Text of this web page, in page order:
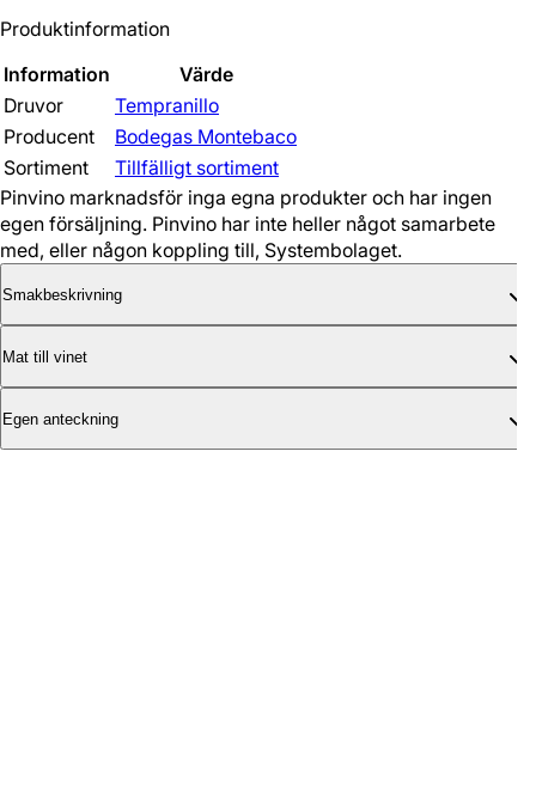
Produktinformation
Information
Värde
Druvor
Tempranillo
Producent
Bodegas Montebaco
Sortiment
Tillfälligt sortiment
Pinvino marknadsför inga egna produkter och har ingen
egen försäljning. Pinvino har inte heller något samarbete
med, eller någon koppling till, Systembolaget.
Smakbeskrivning
Mat till vinet
Egen anteckning